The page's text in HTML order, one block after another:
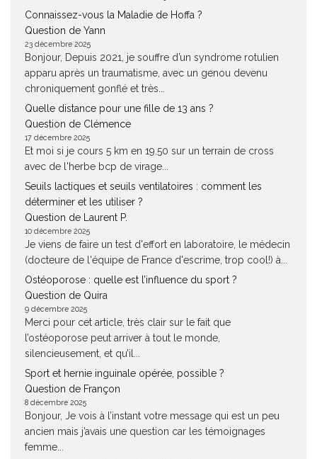
Connaissez-vous la Maladie de Hoffa ?
Question de Yann
23 décembre 2025
Bonjour, Depuis 2021, je souffre d’un syndrome rotulien
apparu après un traumatisme, avec un genou devenu
chroniquement gonflé et très...
Quelle distance pour une fille de 13 ans ?
Question de Clémence
17 décembre 2025
Et moi si je cours 5 km en 19.50 sur un terrain de cross
avec de l'herbe bcp de virage...
Seuils lactiques et seuils ventilatoires : comment les
déterminer et les utiliser ?
Question de Laurent P.
10 décembre 2025
Je viens de faire un test d'effort en laboratoire, le médecin
(docteure de l'équipe de France d'escrime, trop cool!) à...
Ostéoporose : quelle est l’influence du sport ?
Question de Quira
9 décembre 2025
Merci pour cet article, très clair sur le fait que
l’ostéoporose peut arriver à tout le monde,
silencieusement, et qu’il...
Sport et hernie inguinale opérée, possible ?
Question de Françon
8 décembre 2025
Bonjour, Je vois à l’instant votre message qui est un peu
ancien mais j’avais une question car les témoignages
femme...